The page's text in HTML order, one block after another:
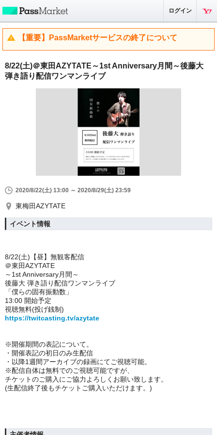
ログイン
【重要】PassMarketサービスの終了について
8/22(土)＠東田AZYTATE～1st Anniversary月間～後藤大
弾き語り配信ワンマンライブ
2020/8/22(土) 13:00 ～ 2020/8/29(土) 23:59
東梅田AZYTATE
イベント情報
8/22(土)【昼】無観客配信
＠東田AZYTATE
～1st Anniversary月間～
後藤大 弾き語り配信ワンマンライブ
「僕らの固有振動数」
13:00 開始予定
視聴無料(投げ銭制)
https://twitcasting.tv/azytate
※開催期間の表記について。
・開催表記の初日のみ生配信
・以降1週間アーカイブの録画にてご視聴可能。
※配信自体は無料でのご視聴可能ですが、
チケットのご購入にご協力よろしくお願い致します。
(生配信終了後もチケットご購入いただけます。)